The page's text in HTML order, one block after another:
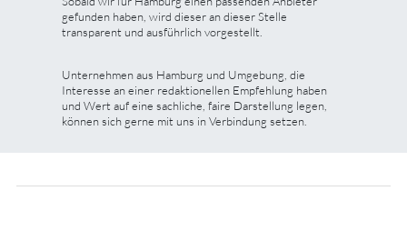
gefunden haben, wird dieser an dieser Stelle
transparent und ausführlich vorgestellt.
Unternehmen aus Hamburg und Umgebung, die
Interesse an einer redaktionellen Empfehlung haben
und Wert auf eine sachliche, faire Darstellung legen,
können sich gerne mit uns in Verbindung setzen.